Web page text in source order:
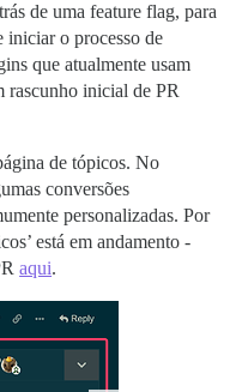
de uma feature flag, para
iniciar o processo de
que atualmente usam
rascunho inicial de PR
de tópicos. No
conversões
personalizadas. Por
está em andamento -
aqui.